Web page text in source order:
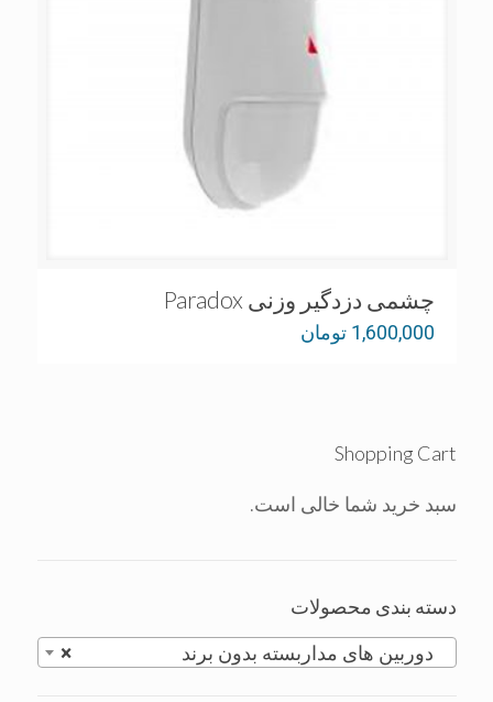
چشمی دزدگیر وزنی Paradox
1,600,000 تومان
Shopping Cart
سبد خرید شما خالی است.
دسته بندی محصولات
× دوربین های مداربسته بدون برند